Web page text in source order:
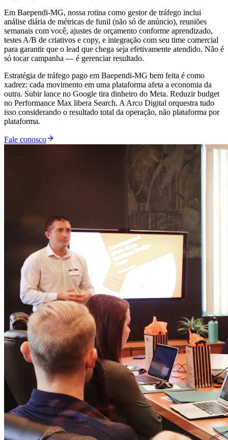
Em Baependi-MG, nossa rotina como gestor de tráfego inclui
análise diária de métricas de funil (não só de anúncio), reuniões
semanais com você, ajustes de orçamento conforme aprendizado,
testes A/B de criativos e copy, e integração com seu time comercial
para garantir que o lead que chega seja efetivamente atendido. Não é
só tocar campanha — é gerenciar resultado.
Estratégia de tráfego pago em Baependi-MG bem feita é como
xadrez: cada movimento em uma plataforma afeta a economia da
outra. Subir lance no Google tira dinheiro do Meta. Reduzir budget
no Performance Max libera Search. A Arco Digital orquestra tudo
isso considerando o resultado total da operação, não plataforma por
plataforma.
Fale conosco